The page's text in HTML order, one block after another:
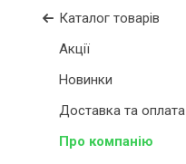
Каталог товарів
Акції
Новинки
Доставка та оплата
Про компанію